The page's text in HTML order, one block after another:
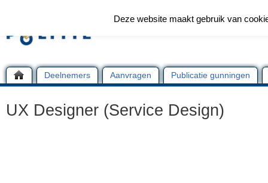
Deelnemers Aanvragen Publicatie gunningen
UX Designer (Service Design)
Deze website maakt gebruik van